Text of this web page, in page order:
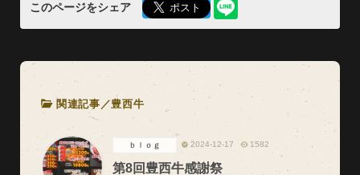
このページをシェア
関連記事／豊西牛
2024-12-17 1582
第8回豊西牛感謝祭
ｂｌｏｇ